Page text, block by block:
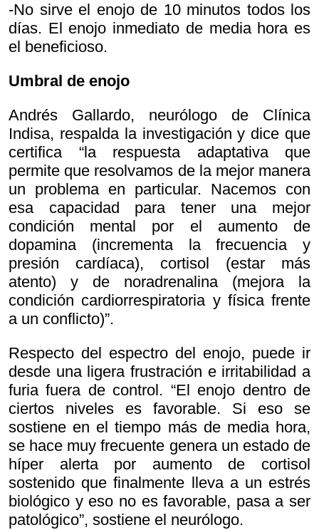
-No sirve el enojo de 10 minutos todos los
días. El enojo inmediato de media hora es
el beneficioso.
Umbral de enojo
Andrés Gallardo, neurólogo de Clínica
Indisa, respalda la investigación y dice que
certifica “la respuesta adaptativa que
permite que resolvamos de la mejor manera
un problema en particular. Nacemos con
esa capacidad para tener una mejor
condición mental por el aumento de
dopamina (incrementa la frecuencia y
presión cardíaca), cortisol (estar más
atento) y de noradrenalina (mejora la
condición cardiorrespiratoria y física frente
a un conflicto)”.
Respecto del espectro del enojo, puede ir
desde una ligera frustración e irritabilidad a
furia fuera de control. “El enojo dentro de
ciertos niveles es favorable. Si eso se
sostiene en el tiempo más de media hora,
se hace muy frecuente genera un estado de
híper alerta por aumento de cortisol
sostenido que finalmente lleva a un estrés
biológico y eso no es favorable, pasa a ser
patológico”, sostiene el neurólogo.